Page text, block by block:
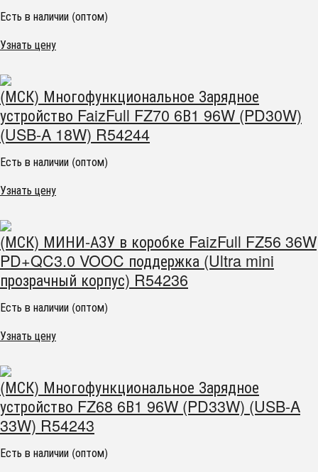
Есть в наличии (оптом)
Узнать цену
(МСК) Многофункциональное Зарядное
устройство FaizFull FZ70 6В1 96W (PD30W)
(USB-A 18W) R54244
Есть в наличии (оптом)
Узнать цену
(МСК) МИНИ-АЗУ в коробке FaizFull FZ56 36W
PD+QC3.0 VOOC поддержка (Ultra mini
прозрачный корпус) R54236
Есть в наличии (оптом)
Узнать цену
(МСК) Многофункциональное Зарядное
устройство FZ68 6В1 96W (PD33W) (USB-A
33W) R54243
Есть в наличии (оптом)